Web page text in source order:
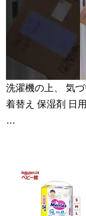
洗濯機の上、 気
着替え 保湿剤 日
…